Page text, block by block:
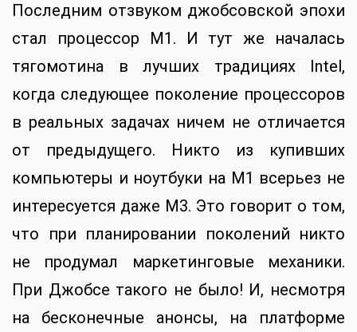
Последним отзвуком джобсовской эпохи
стал процессор M1. И тут же началась
тягомотина в лучших традициях Intel,
когда следующее поколение процессоров
в реальных задачах ничем не отличается
от предыдущего. Никто из купивших
компьютеры и ноутбуки на M1 всерьез не
интересуется даже M3. Это говорит о том,
что при планировании поколений никто
не продумал маркетинговые механики.
При Джобсе такого не было! И, несмотря
на бесконечные анонсы, на платформе